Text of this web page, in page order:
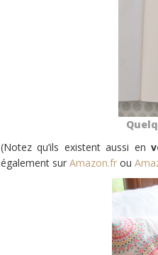
(Notez qu’ils existent aussi en
également sur Amazon.fr ou